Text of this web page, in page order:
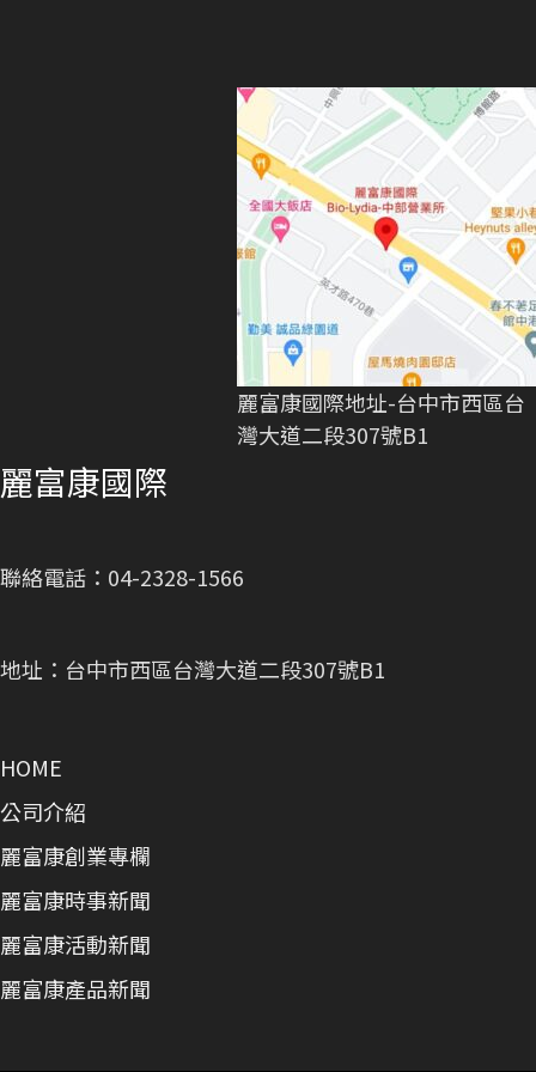
麗富康國際地址-台中市西區台
灣大道二段307號B1
麗富康國際
聯絡電話：04-2328-1566
地址：台中市西區台灣大道二段307號B1
HOME
公司介紹
麗富康創業專欄
麗富康時事新聞
麗富康活動新聞
麗富康產品新聞